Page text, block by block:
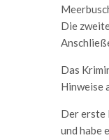
Die
Das
Hinweise
Der erste
und habe